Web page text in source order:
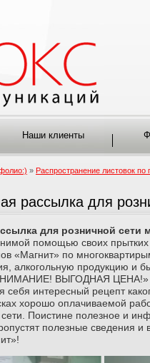
Наши клиенты
» Распространение листовок
рассылка для
для розничной сети
помощью своих
«Магнит» по
алкогольную продукцию
ВЫГОДНАЯ ЦЕНА!»
себя интересный рецепт
хорошо оплачиваемой
сети. Поистине полезное и
полезные сведения